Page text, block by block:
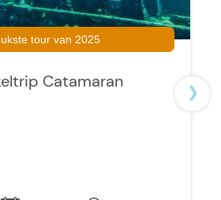
tour van 2025
Catamaran